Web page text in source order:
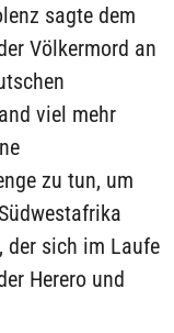
sagte dem
Völkermord an
viel mehr
zu tun, um
der sich im Laufe
Herero und